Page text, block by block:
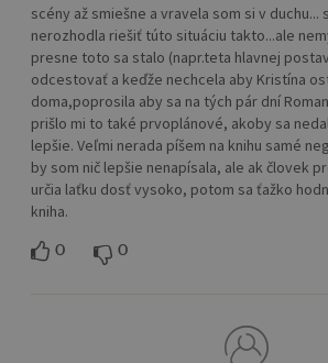
scény až smiešne a vravela som si v duchu...
nerozhodla riešiť túto situáciu takto...ale
presne toto sa stalo (napr.teta hlavnej
odcestovať a keďže nechcela aby Kristína
doma,poprosila aby sa na tých pár dní
prišlo mi to také prvoplánové, akoby sa
lepšie. Veľmi nerada píšem na knihu samé
by som nič lepšie nenapísala, ale ak človek
určia laťku dosť vysoko, potom sa ťažko
kniha.
0 0